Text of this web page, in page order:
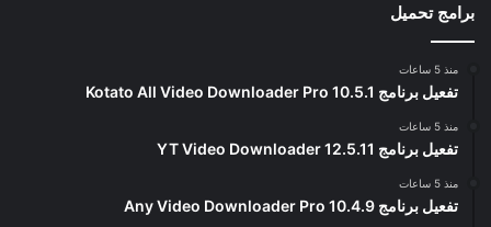
برامج تحميل
منذ 5 ساعات
تفعيل برنامج Kotato All Video Downloader Pro 10.5.1
منذ 5 ساعات
تفعيل برنامج YT Video Downloader 12.5.11
منذ 5 ساعات
تفعيل برنامج Any Video Downloader Pro 10.4.9